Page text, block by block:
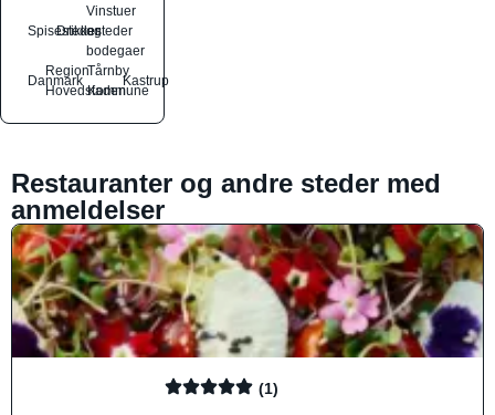
Spisesteder
Drikkesteder
Vinstuer
og
bodegaer
Danmark
Region
Hovedstaden
Tårnby
Kommune
Kastrup
Restauranter og andre steder med
anmeldelser
(1)